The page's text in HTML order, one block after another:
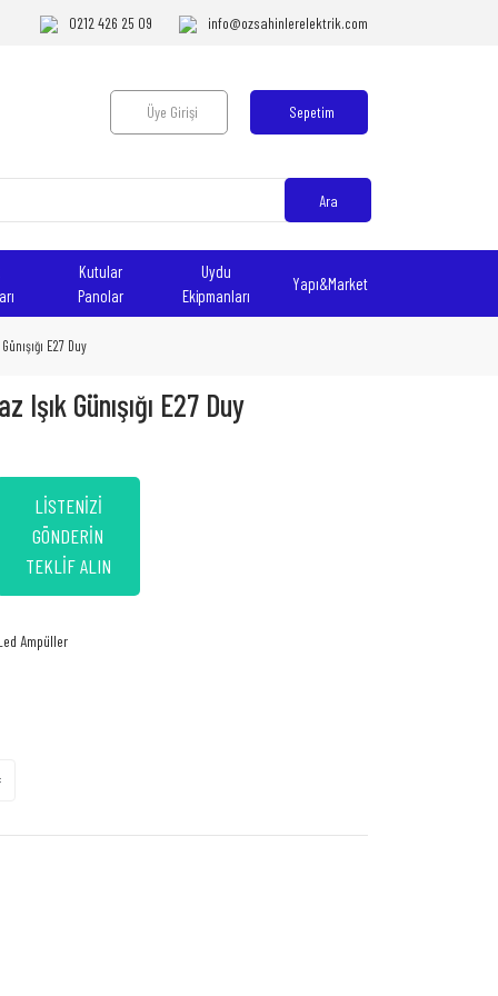
0212 426 25 09 info@ozsahinlerelektrik.com
Üye Girişi Sepetim
Ara
Kutular
Panolar
Uydu
Ekipmanları
Yapı&Market
E27 Duy
Günışığı E27 Duy
LİSTENİZİ
GÖNDERİN
TEKLİF ALIN
Ampüller